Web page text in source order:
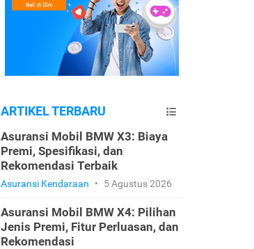
ARTIKEL TERBARU
Asuransi Mobil BMW X3: Biaya
Premi, Spesifikasi, dan
Rekomendasi Terbaik
Asuransi Kendaraan • 5 Agustus 2026
Asuransi Mobil BMW X4: Pilihan
Jenis Premi, Fitur Perluasan, dan
Rekomendasi